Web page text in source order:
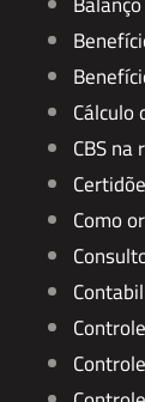
Cálculo
CBS
Como